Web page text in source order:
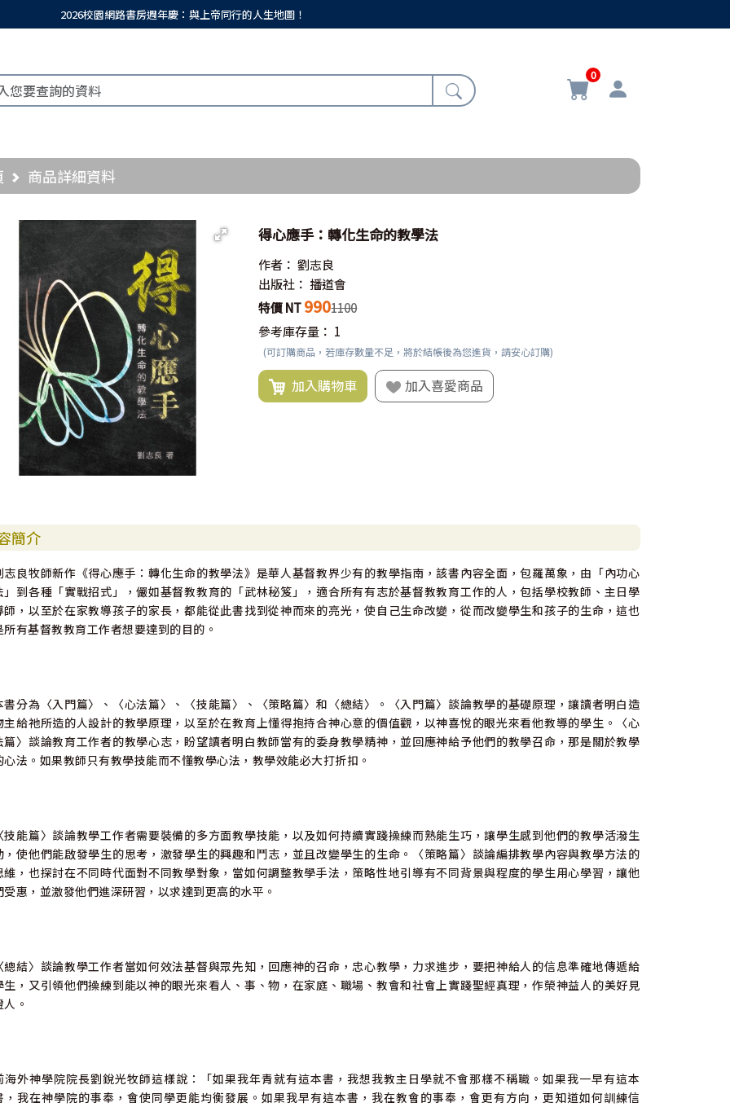
2026校園網路書房週年慶：與上帝同行的人生地圖！
0
商品詳細資料
得心應手：轉化生命的教學法
作者： 劉志良
出版社： 播道會
特價 NT9901100
參考庫存量： 1
(可訂購商品，若庫存數量不足，將於結帳後為您進貨，請安心訂購)
加入購物車 加入喜愛商品
簡介
志良牧師新作《得心應手：轉化生命的教學法》是華人基督教界少有的教學指南，該書內容全面，包羅萬象，由「內功心
」到各種「實戰招式」，儼如基督教教育的「武林秘笈」，適合所有有志於基督教教育工作的人，包括學校教師、主日學
師，以至於在家教導孩子的家長，都能從此書找到從神而來的亮光，使自己生命改變，從而改變學生和孩子的生命，這也
所有基督教教育工作者想要達到的目的。
書分為〈入門篇〉、〈心法篇〉、〈技能篇〉、〈策略篇〉和〈總結〉。〈入門篇〉談論教學的基礎原理，讓讀者明白造
主給祂所造的人設計的教學原理，以至於在教育上懂得抱持合神心意的價值觀，以神喜悅的眼光來看他教導的學生。〈心
篇〉談論教育工作者的教學心志，盼望讀者明白教師當有的委身教學精神，並回應神給予他們的教學召命，那是關於教學
心法。如果教師只有教學技能而不懂教學心法，教學效能必大打折扣。
技能篇〉談論教學工作者需要裝備的多方面教學技能，以及如何持續實踐操練而熟能生巧，讓學生感到他們的教學活潑生
，使他們能啟發學生的思考，激發學生的興趣和鬥志，並且改變學生的生命。〈策略篇〉談論編排教學內容與教學方法的
維，也探討在不同時代面對不同教學對象，當如何調整教學手法，策略性地引導有不同背景與程度的學生用心學習，讓他
受惠，並激發他們進深研習，以求達到更高的水平。
總結〉談論教學工作者當如何效法基督與眾先知，回應神的召命，忠心教學，力求進步，要把神給人的信息準確地傳遞給
生，又引領他們操練到能以神的眼光來看人、事、物，在家庭、職場、教會和社會上實踐聖經真理，作榮神益人的美好見
人。
海外神學院院長劉銳光牧師這樣說：「如果我年青就有這本書，我想我教主日學就不會那樣不稱職。如果我一早有這本
，我在神學院的事奉，會使同學更能均衡發展。如果我早有這本書，我在教會的事奉，會更有方向，更知道如何訓練信